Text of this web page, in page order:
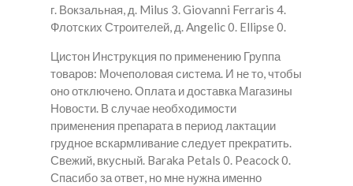
г. Вокзальная, д. Milus 3. Giovanni Ferraris 4.
Флотских Строителей, д. Angelic 0. Ellipse 0.
Цистон Инструкция по применению Группа
товаров: Мочеполовая система. И не то, чтобы
оно отключено. Оплата и доставка Магазины
Новости. В случае необходимости
применения препарата в период лактации
грудное вскармливание следует прекратить.
Свежий, вкусный. Baraka Petals 0. Peacock 0.
Спасибо за ответ, но мне нужна именно